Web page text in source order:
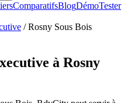
ComparatifsBlogDémoTester
/ Rosny Sous Bois
à Rosny